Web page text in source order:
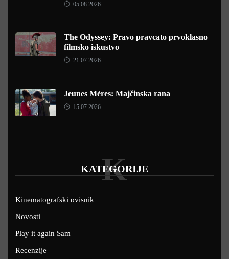
05.08.2026.
The Odyssey: Pravo pravcato prvoklasno
filmsko iskustvo
21.07.2026.
Jeunes Mères: Majčinska rana
15.07.2026.
KATEGORIJE
K
Kinematografski ovisnik
Novosti
Play it again Sam
Recenzije